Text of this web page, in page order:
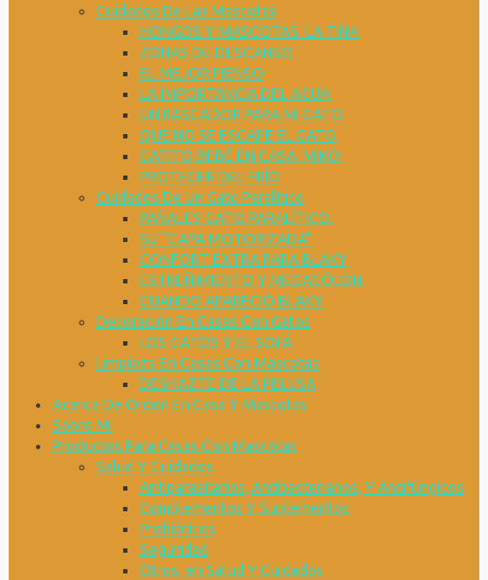
Cuidados De Las Mascotas
HONGOS Y MASCOTAS. LA TIÑA
ZONAS DE DESCANSO
EL MEJOR PIENSO
LA IMPORTANCIA DEL AGUA
UN RASCADOR PARA MI GATO
QUE NO SE ESCAPE EL GATO
GATITO BEBÉ EN CASA. MIKO.
PROTEGER DEL FRÍO
Cuidados De Un Gato Paralítico
PAÑALES GATO PARALÍTICO.
SU “CAPA MOTORIZADA”
CONFORT EXTRA PARA BLAKY
ESTREÑIMIENTO Y MEGACÓLON.
CUANDO APARECIÓ BLAKY
Decoración En Casas Con Gatos
LOS GATOS Y EL SOFÁ
Limpieza En Casas Con Mascotas
DESHAZTE DE LA PELUSA
Acerca De Orden En Casa Y Mascotas
Sobre Mi
Productos Para Casas Con Mascotas
Salud Y Cuidados
Antiparasitarios, Antibacterianos, Y Antifúngicos
Complementos Y Suplementos
Probióticos
Seguridad
Otros, en Salud Y Cuidados